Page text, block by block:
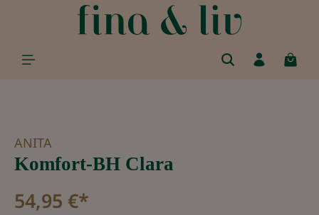
springen
ANITA
Komfort-BH Clara
54,95 €*